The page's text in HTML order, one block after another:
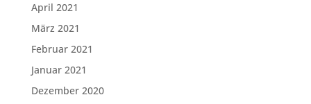
April 2021
März 2021
Februar 2021
Januar 2021
Dezember 2020